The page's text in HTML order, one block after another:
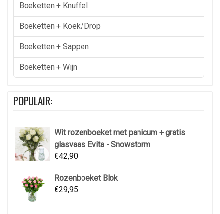
Boeketten + Knuffel
Boeketten + Koek/drop
Boeketten + Sappen
Boeketten + Wijn
POPULAIR:
Wit rozenboeket met panicum + gratis
glasvaas Evita - Snowstorm
€42,90
Rozenboeket Blok
€29,95